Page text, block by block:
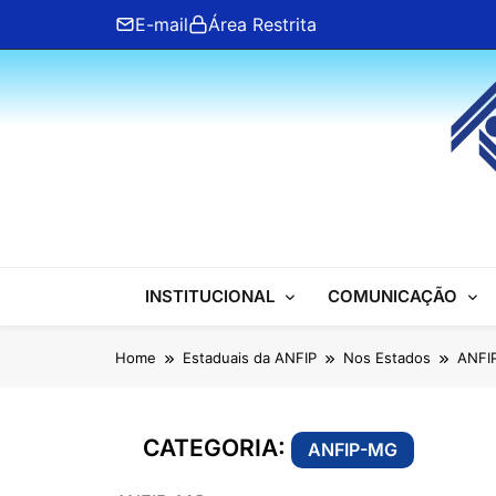
content
E-mail Área Restrita
ANFIP Nacional
INSTITUCIONAL COMUNICAÇÃO
Home Estaduais da ANFIP Nos Estados
CATEGORIA: ANFIP-MG